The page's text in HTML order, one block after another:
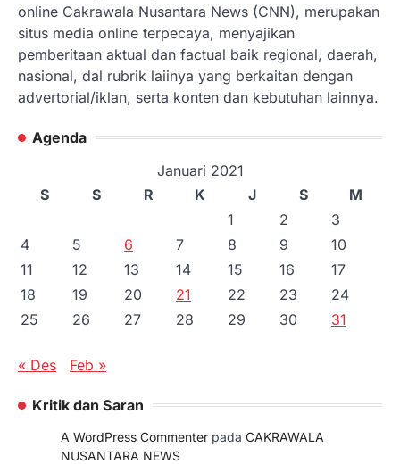
online Cakrawala Nusantara News (CNN), merupakan
situs media online terpecaya, menyajikan
pemberitaan aktual dan factual baik regional, daerah,
nasional, dal rubrik laiinya yang berkaitan dengan
advertorial/iklan, serta konten dan kebutuhan lainnya.
Agenda
Januari 2021
S
S R K J S
M
1
2
3
4
5 6 7 8 9
10
11
12 13 14 15 16
17
18
19 20 21 22 23
24
25
26 27 28 29 30 31
« Des Feb »
Kritik dan Saran
A WordPress Commenter pada CAKRAWALA
NUSANTARA NEWS